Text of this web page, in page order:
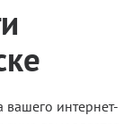
вашего интернет-